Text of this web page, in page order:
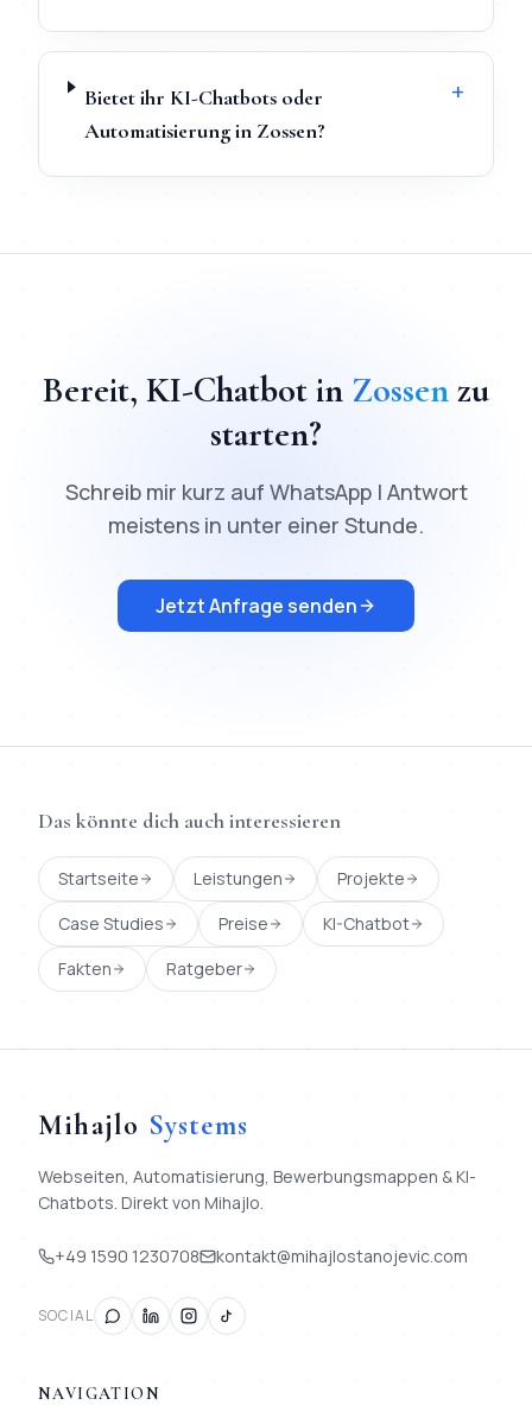
Bietet ihr KI-Chatbots oder
Automatisierung in Zossen?
+
Bereit, KI-Chatbotin Zossenzu
starten?
Schreib mir kurz auf WhatsApp | Antwort
meistens in unter einer Stunde.
Jetzt Anfrage senden
Das könnte dich auch interessieren
Startseite Leistungen
Projekte
Case Studies
Preise
KI-Chatbot
Fakten
Ratgeber
Mihajlo Systems
Webseiten, Automatisierung, Bewerbungsmappen & KI-
Chatbots. Direkt von Mihajlo.
+49 1590 1230708 kontakt@mihajlostanojevic.com
SOCIAL
NAVIGATION